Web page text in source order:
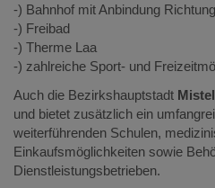
-) Bahnhof mit Anbindung
-) Freibad
-) Therme Laa
-) zahlreiche Sport- und
Auch die Bezirkshauptstadt
und bietet zusätzlich ein
weiterführenden Schulen,
Einkaufsmöglichkeiten sowie
Dienstleistungsbetrieben.